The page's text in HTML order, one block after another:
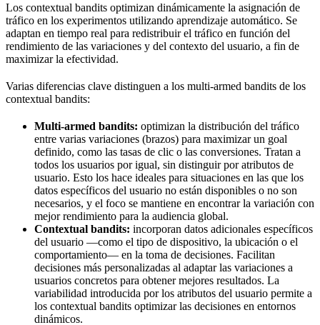
Los contextual bandits optimizan dinámicamente la asignación de
tráfico en los experimentos utilizando aprendizaje automático. Se
adaptan en tiempo real para redistribuir el tráfico en función del
rendimiento de las variaciones y del contexto del usuario, a fin de
maximizar la efectividad.
Varias diferencias clave distinguen a los multi-armed bandits de los
contextual bandits:
Multi-armed bandits: optimizan la distribución del tráfico
entre varias variaciones (brazos) para maximizar un goal
definido, como las tasas de clic o las conversiones. Tratan a
todos los usuarios por igual, sin distinguir por atributos de
usuario. Esto los hace ideales para situaciones en las que los
datos específicos del usuario no están disponibles o no son
necesarios, y el foco se mantiene en encontrar la variación con
mejor rendimiento para la audiencia global.
Contextual bandits: incorporan datos adicionales específicos
del usuario —como el tipo de dispositivo, la ubicación o el
comportamiento— en la toma de decisiones. Facilitan
decisiones más personalizadas al adaptar las variaciones a
usuarios concretos para obtener mejores resultados. La
variabilidad introducida por los atributos del usuario permite a
los contextual bandits optimizar las decisiones en entornos
dinámicos.